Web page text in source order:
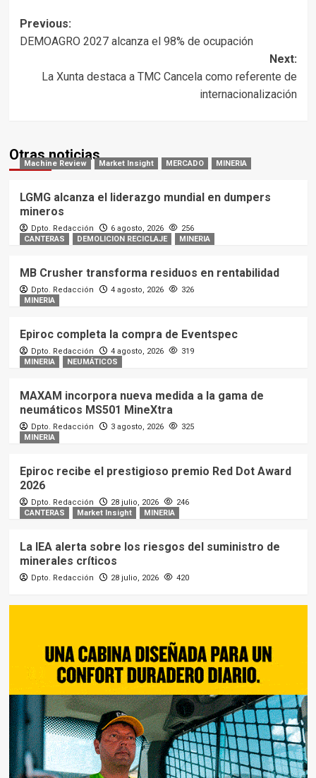
Post
Previous:
DEMOAGRO 2027 alcanza el 98% de ocupación
Next:
La Xunta destaca a TMC Cancela como referente de
internacionalización
Otras noticias
Machine Review Market Insight MERCADO MINERIA
LGMG alcanza el liderazgo mundial en dumpers
mineros
Dpto. Redacción 6 agosto, 2026
256
CANTERAS
DEMOLICION RECICLAJE MINERIA
MB Crusher transforma residuos en rentabilidad
Dpto. Redacción 4 agosto, 2026
326
MINERIA
Epiroc completa la compra de Eventspec
Dpto. Redacción 4 agosto, 2026
319
MINERIA
NEUMÁTICOS
MAXAM incorpora nueva medida a la gama de
neumáticos MS501 MineXtra
Dpto. Redacción 3 agosto, 2026
325
MINERIA
Epiroc recibe el prestigioso premio Red Dot Award
2026
Dpto. Redacción 28 julio, 2026
246
CANTERAS
Market Insight MINERIA
La IEA alerta sobre los riesgos del suministro de
minerales críticos
Dpto. Redacción 28 julio, 2026 420